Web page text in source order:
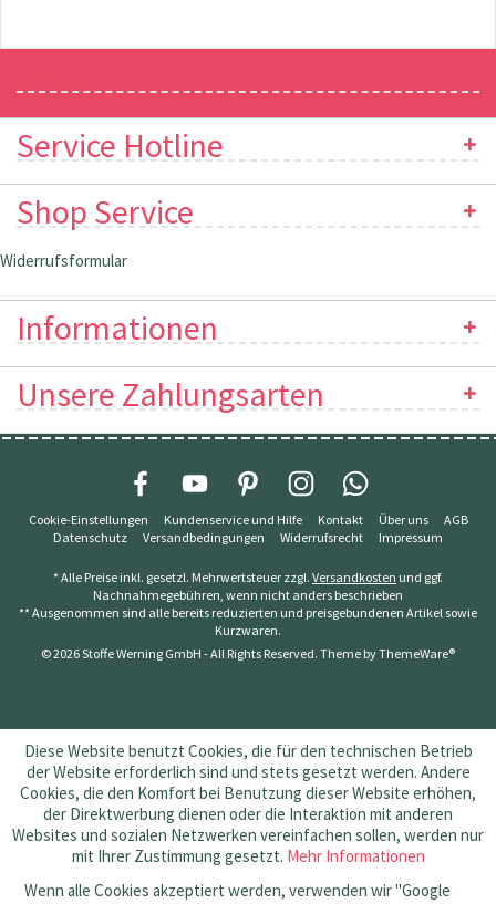
Service Hotline
Shop Service
Widerrufsformular
Informationen
Unsere Zahlungsarten
Cookie-Einstellungen Kundenservice und Hilfe Kontakt Über uns
AGB
Datenschutz
Versandbedingungen Widerrufsrecht Impressum
* Alle Preise inkl. gesetzl. Mehrwertsteuer zzgl. Versandkosten und ggf.
Nachnahmegebühren, wenn nicht anders beschrieben
** Ausgenommen sind alle bereits reduzierten und preisgebundenen Artikel sowie
Kurzwaren.
© 2026 Stoffe Werning GmbH - All Rights Reserved. Theme byThemeWare®
Diese Website benutzt Cookies, die für den technischen Betrieb
der Website erforderlich sind und stets gesetzt werden. Andere
Cookies, die den Komfort bei Benutzung dieser Website erhöhen,
der Direktwerbung dienen oder die Interaktion mit anderen
Websites und sozialen Netzwerken vereinfachen sollen, werden nur
mit Ihrer Zustimmung gesetzt. Mehr Informationen
Wenn alle Cookies akzeptiert werden, verwenden wir "Google